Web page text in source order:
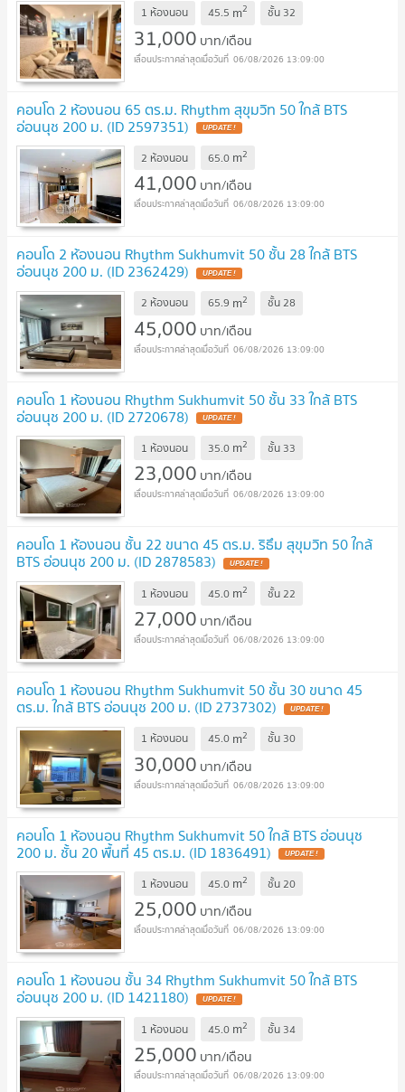
1 ห้องนอน 45.5 m2 ชั้น 32
31,000 บาท/เดือน
06/08/2026 13:09:00
คอนโด 2 ห้องนอน 65 ตร.ม. Rhythm สุขุมวิท 50 ใกล้ BTS
อ่อนนุช 200 ม. (ID 2597351) UPDATE !
2 ห้องนอน 65.0 m2
41,000 บาท/เดือน
06/08/2026 13:09:00
คอนโด 2 ห้องนอน Rhythm Sukhumvit 50 ชั้น 28 ใกล้ BTS
อ่อนนุช 200 ม. (ID 2362429) UPDATE !
2 ห้องนอน 65.9 m2 ชั้น28
45,000 บาท/เดือน
06/08/2026 13:09:00
คอนโด 1 ห้องนอน Rhythm Sukhumvit 50 ชั้น 33 ใกล้ BTS
อ่อนนุช 200 ม. (ID 2720678) UPDATE !
1 ห้องนอน 35.0 m2 ชั้น 33
23,000 บาท/เดือน
06/08/2026 13:09:00
คอนโด 1 ห้องนอน ชั้น 22 ขนาด 45 ตร.ม. ริธึม สุขุมวิท 50 ใกล้
BTS อ่อนนุช 200 ม. (ID 2878583) UPDATE !
1 ห้องนอน 45.0 m2 ชั้น22
27,000 บาท/เดือน
06/08/2026 13:09:00
คอนโด 1 ห้องนอน Rhythm Sukhumvit 50 ชั้น 30 ขนาด 45
ตร.ม. ใกล้ BTS อ่อนนุช 200 ม. (ID 2737302) UPDATE !
1 ห้องนอน 45.0 m2 ชั้น 30
30,000 บาท/เดือน
06/08/2026 13:09:00
คอนโด 1 ห้องนอน Rhythm Sukhumvit 50 ใกล้ BTS อ่อนนุช
200 ม. ชั้น 20 พื้นที่ 45 ตร.ม. (ID 1836491) UPDATE !
1 ห้องนอน 45.0 m2 ชั้น20
25,000 บาท/เดือน
06/08/2026 13:09:00
คอนโด 1 ห้องนอน ชั้น 34 Rhythm Sukhumvit 50 ใกล้ BTS
อ่อนนุช 200 ม. (ID 1421180) UPDATE !
1 ห้องนอน 45.0 m2 ชั้น 34
25,000 บาท/เดือน
06/08/2026 13:09:00